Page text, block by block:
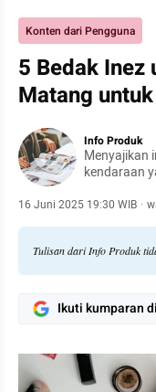
Konten dari Pengguna
5 Bedak Inez
Matang
Info Produk
Menyajikan
kendaraan
16 Juni 2025 19:30 WIB ·
Tulisan dari Info Produk
Ikuti kumparan